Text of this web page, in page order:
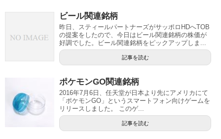
ビール関連銘柄
昨日、スティールパートナーズがサッポロHDへTOB
の提案をしたので、今日はビール関連銘柄の株価が
好調でした。ビール関連銘柄をピックアップしま...
記事を読む
ポケモンGO関連銘柄
2016年7月6日、任天堂が日本より先にアメリカにて
「ポケモンGO」というスマートフォン向けゲームを
リリースしました。 このゲ...
記事を読む